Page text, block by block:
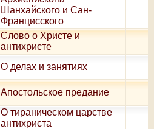
Шанхайского и Сан-
Францисского
Слово о Христе и
антихристе
О делах и занятиях
Апостольское предание
О тираническом царстве
антихриста